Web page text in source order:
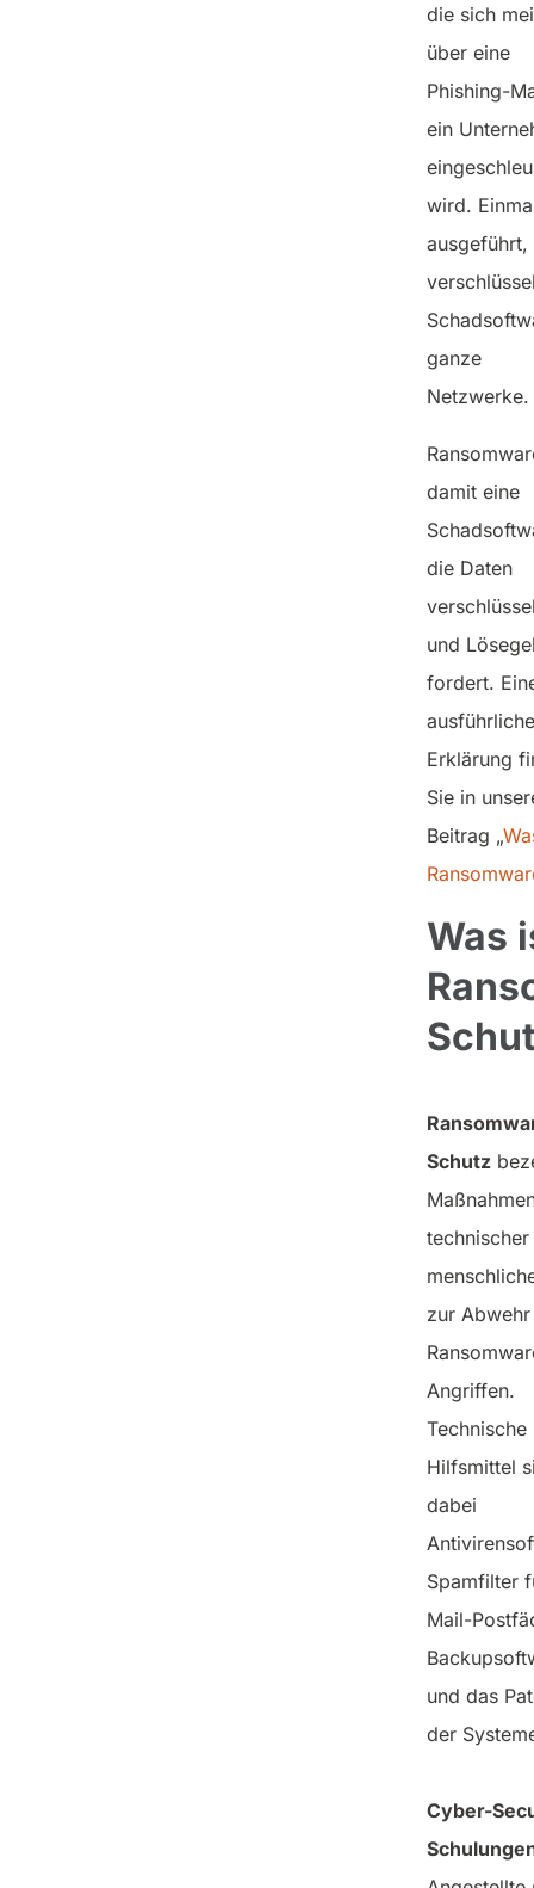
die sich
über eine
Phishing-
ein
wird.
ausgeführt,
ganze
Netzwerke.
damit eine
die Daten
und
fordert.
ausführliche
Erklärung
Sie in
Beitrag „
Was
Schutz
zur
Angriffen.
Technische
Hilfsmittel
dabei
Spamfilter
Mail-
und das
der
Cyber-